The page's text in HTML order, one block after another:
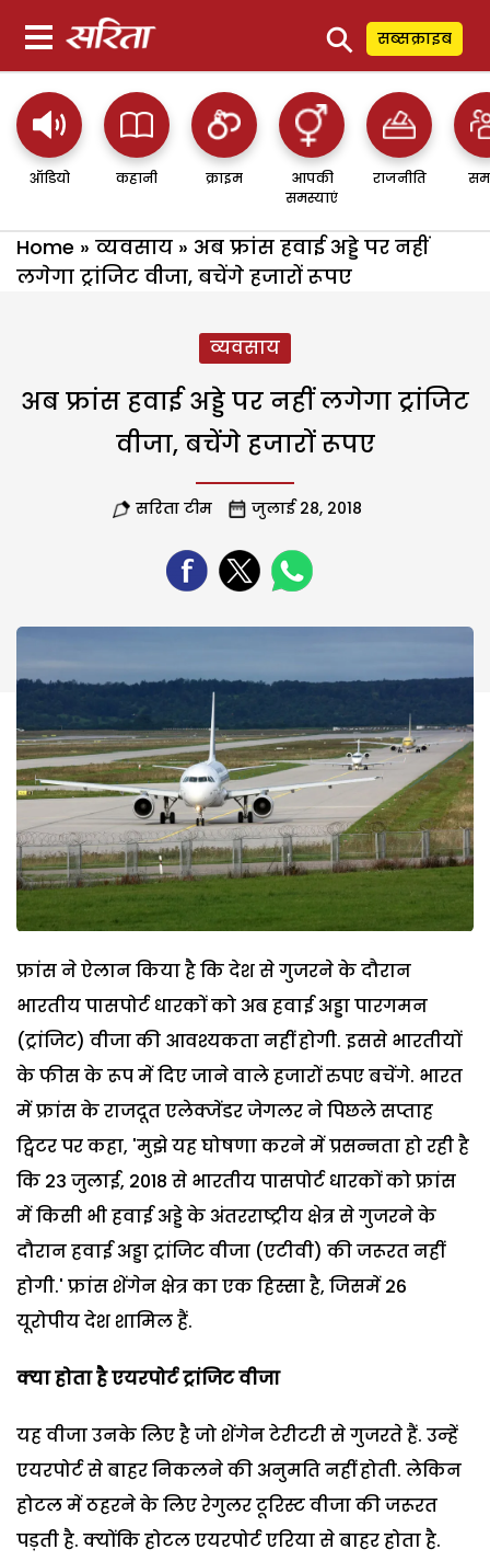
⚲ सब्सक्राइब
ऑडियो कहानी क्राइम
आपकी
समस्याएं
राजनीति
Home » व्यवसाय » अब फ्रांस हवाई अड्डे पर नहीं
लगेगा ट्रांजिट वीजा, बचेंगे हजारों रूपए
व्यवसाय
अब फ्रांस हवाई अड्डे पर नहीं लगेगा ट्रांजिट
वीजा, बचेंगे हजारों रूपए
सरिता टीम जुलाई 28, 2018
फ्रांस ने ऐलान किया है कि देश से गुजरने के दौरान
भारतीय पासपोर्ट धारकों को अब हवाई अड्डा पारगमन
(ट्रांजिट) वीजा की आवश्यकता नहीं होगी. इससे भारतीयों
के फीस के रूप में दिए जाने वाले हजारों रुपए बचेंगे. भारत
में फ्रांस के राजदूत एलेक्जेंडर जेगलर ने पिछले सप्ताह
ट्विटर पर कहा, 'मुझे यह घोषणा करने में प्रसन्नता हो रही है
कि 23 जुलाई, 2018 से भारतीय पासपोर्ट धारकों को फ्रांस
में किसी भी हवाई अड्डे के अंतरराष्ट्रीय क्षेत्र से गुजरने के
दौरान हवाई अड्डा ट्रांजिट वीजा (एटीवी) की जरूरत नहीं
होगी.' फ्रांस शेंगेन क्षेत्र का एक हिस्सा है, जिसमें 26
यूरोपीय देश शामिल हैं.
क्‍या होता है एयरपोर्ट ट्रांजिट वीजा
यह वीजा उनके लिए है जो शेंगेन टेरीटरी से गुजरते हैं. उन्‍हें
एयरपोर्ट से बाहर निकलने की अनुमति नहीं होती. लेकिन
होटल में ठहरने के लिए रेगुलर टूरिस्‍ट वीजा की जरूरत
पड़ती है. क्‍योंकि होटल एयरपोर्ट एरिया से बाहर होता है.